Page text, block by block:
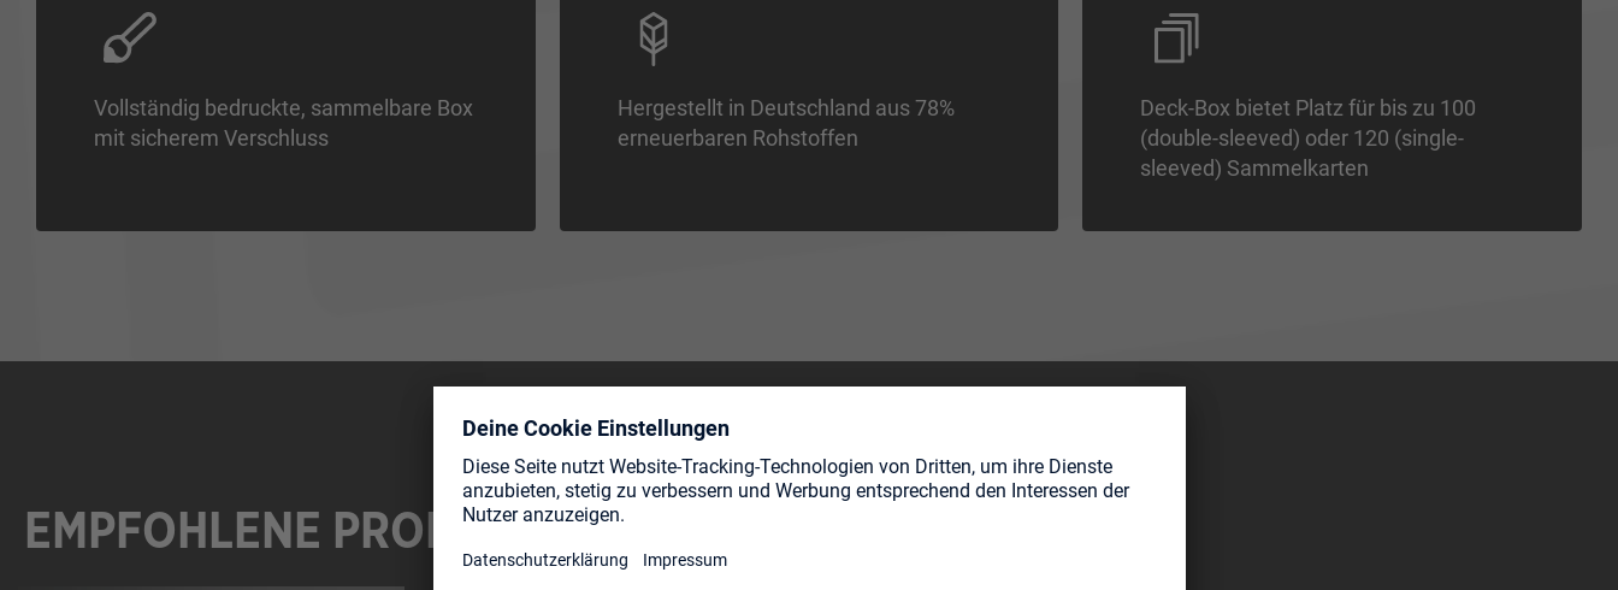
Vollständig bedruckte, sammelbare Box
mit sicherem Verschluss
Hergestellt in Deutschland aus 78%
erneuerbaren Rohstoffen
Deck-Box bietet Platz für bis zu 100
(double-sleeved) oder 120 (single-
sleeved) Sammelkarten
EMPFOHLENE PRODUKTE